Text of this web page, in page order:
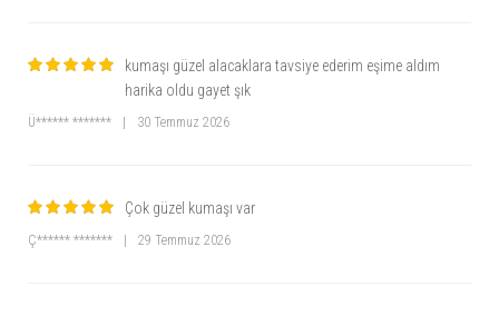
kumaşı güzel alacaklara tavsiye ederim eşime aldım
harika oldu gayet şık
Ü****** ******* 30 Temmuz 2026
Çok güzel kumaşı var
Ç****** ******* 29 Temmuz 2026